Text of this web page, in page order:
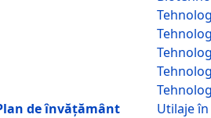
de învățământ
Utilaje